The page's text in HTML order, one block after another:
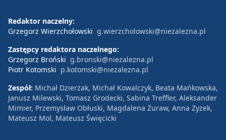
Redaktor naczelny:
Grzegorz Wierzchołowski g.wierzcholowski@niezalezna.pl
Zastępcy redaktora naczelnego:
Grzegorz Broński g.bronski@niezalezna.pl
Piotr Kotomski p.kotomski@niezalezna.pl
Zespół: Michał Dzierżak, Michał Kowalczyk, Beata Mańkowska,
Janusz Milewski, Tomasz Grodecki, Sabina Treffler, Aleksander
Mimier, Przemysław Obłuski, Magdalena Żuraw, Anna Zyzek,
Mateusz Mol, Mateusz Święcicki